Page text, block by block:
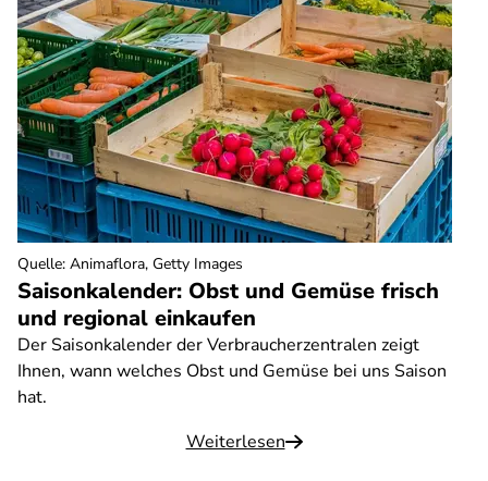
Saisonkalender: Obst und Gemüse frisch
und regional einkaufen
Der Saisonkalender der Verbraucherzentralen zeigt
Ihnen, wann welches Obst und Gemüse bei uns Saison
hat.
Weiterlesen
Quelle: Animaflora, Getty Images